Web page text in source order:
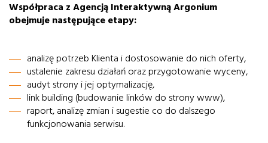
Współpraca z Agencją Interaktywną Argonium
obejmuje następujące etapy:
analizę potrzeb Klienta i dostosowanie do nich oferty,
ustalenie zakresu działań oraz przygotowanie wyceny,
audyt strony i jej optymalizację,
link building (budowanie linków do strony www),
raport, analizę zmian i sugestie co do dalszego
funkcjonowania serwisu.